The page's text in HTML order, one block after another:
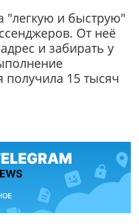
"легкую и быструю"
От неё
и забирать у
15 тысяч